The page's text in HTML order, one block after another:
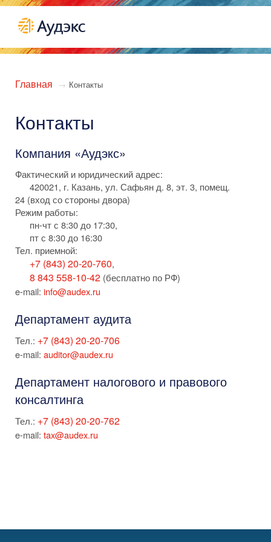
Главная → Контакты
Контакты
Компания «Аудэкс»
Фактический и юридический адрес:
420021, г. Казань, ул. Сафьян д. 8, эт. 3, помещ.
24 (вход со стороны двора)
Режим работы:
пн-чт с 8:30 до 17:30,
пт с 8:30 до 16:30
Тел. приемной:
+7 (843) 20-20-760,
8 843 558-10-42 (бесплатно по РФ)
e-mail: info@audex.ru
Департамент аудита
Тел.: +7 (843) 20-20-706
e-mail: auditor@audex.ru
Департамент налогового и правового
консалтинга
Тел.: +7 (843) 20-20-762
e-mail: tax@audex.ru